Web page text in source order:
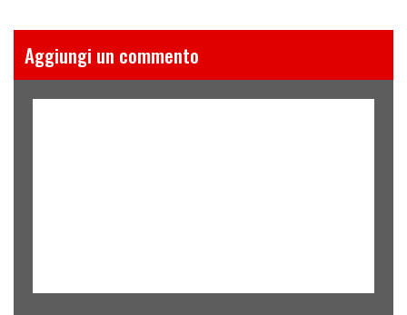
Aggiungi un commento